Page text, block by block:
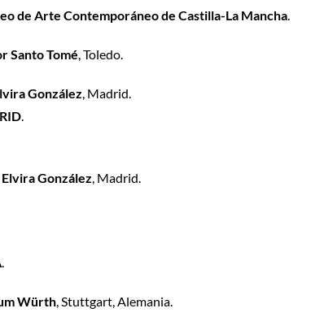
de Arte Contemporáneo de Castilla-La Mancha.
Santo Tomé, Toledo.
González, Madrid.
.
González, Madrid.
.
Würth, Stuttgart, Alemania.